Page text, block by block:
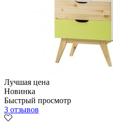
Лучшая цена
Новинка
Быстрый просмотр
3 отзывов